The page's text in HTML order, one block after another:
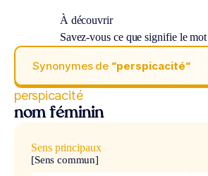
À découvrir
Savez-vous ce que signifie le
Synonymes de “perspicacité“
perspicacité
nom féminin
Sens principaux
[Sens commun]